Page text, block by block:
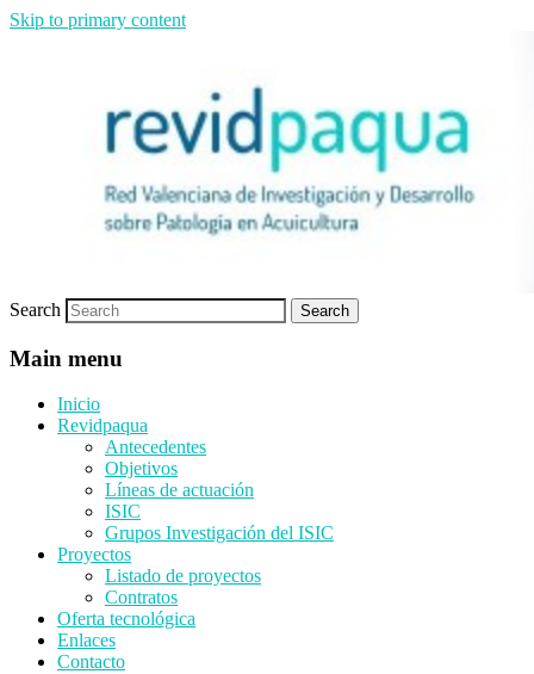
Skip to primary content
Search
Main menu
Inicio
Revidpaqua
Antecedentes
Objetivos
Líneas de actuación
ISIC
Grupos Investigación del ISIC
Proyectos
Listado de proyectos
Contratos
Oferta tecnológica
Enlaces
Contacto